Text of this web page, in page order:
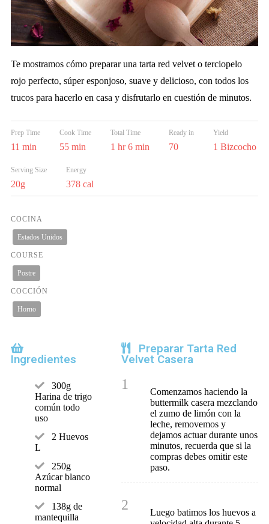
Te mostramos cómo preparar una tarta red velvet o terciopelo
rojo perfecto, súper esponjoso, suave y delicioso, con todos los
trucos para hacerlo en casa y disfrutarlo en cuestión de minutos.
Prep Time
11 min
Cook Time
55 min
Total Time
1 hr 6 min
Ready in
70
Yield
1 Bizcocho
Serving Size
20g
Energy
378 cal
COCINA
Estados Unidos
COURSE
Postre
COCCIÓN
Horno
Ingredientes
300g
Harina de trigo
común todo
uso
2 Huevos
L
250g
Azúcar blanco
normal
138g de
mantequilla
Preparar Tarta Red
Velvet Casera
1
Comenzamos haciendo la
buttermilk casera mezclando
el zumo de limón con la
leche, removemos y
dejamos actuar durante unos
minutos, recuerda que si la
compras debes omitir este
paso.
2
Luego batimos los huevos a